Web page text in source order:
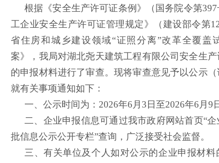
根据《安全生产许可证条例》（国务院令第
工企业安全生产许可证管理规定》（建设部令第
省住房和城乡建设领域“证照分离”改革全覆盖
案》，我局对湖北尧天建筑工程有限公司安全生
的申报材料进行了审查。现将审查意见予以公示
就有关事项通知如下：
一、公示时间为： 2026年6 月 3 日至2026年6 月 9
二、企业申报信息可通过我市政府网站首页“
批信息公示公开专栏”查询，广泛接受社会监督。
三、有关单位及个人如对公示的企业申报材料